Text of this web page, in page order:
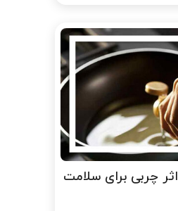
چربی برای سلامت